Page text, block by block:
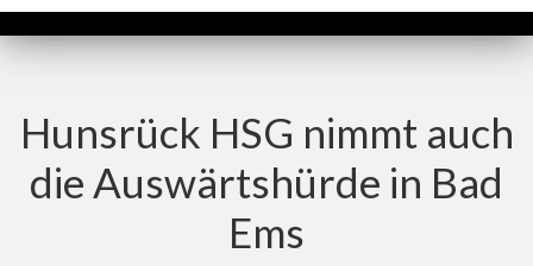
Hunsrück HSG nimmt auch
die Auswärtshürde in Bad
Ems